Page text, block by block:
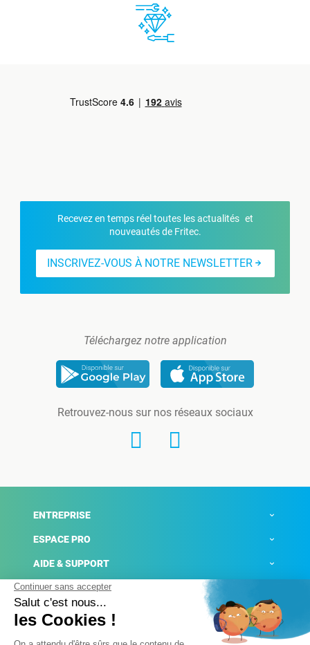
Recevez en temps réel toutes les actualités et
nouveautés de Fritec.
INSCRIVEZ-VOUS À NOTRE NEWSLETTER
Téléchargez notre application
Retrouvez-nous sur nos réseaux sociaux
ENTREPRISE
ESPACE PRO
AIDE & SUPPORT
ACTUALITÉS